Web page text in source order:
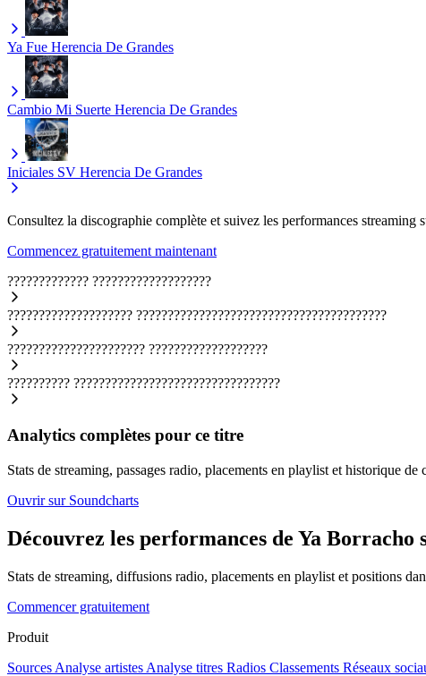
Ya Fue Herencia De Grandes
Cambio Mi Suerte Herencia De Grandes
Iniciales SV Herencia De Grandes
Consultez la discographie complète et suivez les performances streaming
Commencez gratuitement maintenant
????????????? ???????????????????
???????????????????? ????????????????????????????????????????
?????????????????????? ???????????????????
?????????? ?????????????????????????????????
Analytics complètes pour ce titre
Stats de streaming, passages radio, placements en playlist et historique de
Ouvrir sur Soundcharts
Découvrez les performances de Ya Borracho
Stats de streaming, diffusions radio, placements en playlist et positions
Commencer gratuitement
Produit
Sources Analyse artistes Analyse titres Radios Classements Réseaux